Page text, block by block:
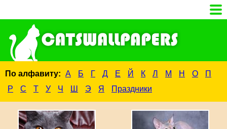
По алфавиту: А Б Г Д Е Й К Л М Н О
П
Р
С Т У Ч Ш Э Я Праздники